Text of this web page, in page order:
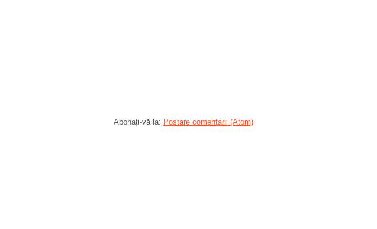
Abonați-vă la: Postare comentarii (Atom)